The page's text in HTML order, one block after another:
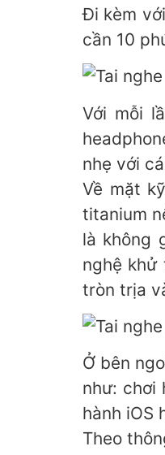
Đi kèm
cần 10
Với mỗi
nhẹ với
Về mặt
titanium
là không
nghệ khử
tròn trịa
Ở bên
như: chơi
hành iOS
Theo